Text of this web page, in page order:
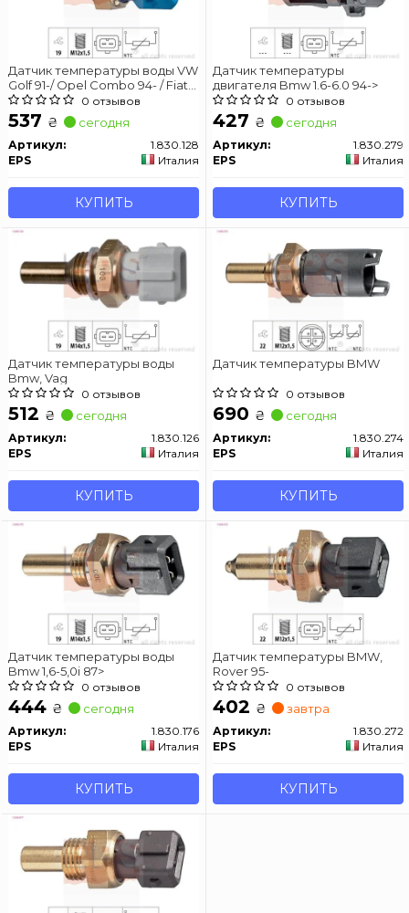
Датчик температуры воды VW
Golf 91-/ Opel Combo 94- / Fiat
Fiorino 88-
0 отзывов
537 ₴ сегодня
Артикул:
1.830.128
EPS
Италия
КУПИТЬ
Датчик температуры
двигателя Bmw 1.6-6.0 94->
0 отзывов
427 ₴ сегодня
Артикул:
1.830.279
EPS
Италия
КУПИТЬ
Датчик температуры воды
Bmw, Vag
0 отзывов
512 ₴ сегодня
Артикул:
1.830.126
EPS
Италия
КУПИТЬ
Датчик температуры BMW
0 отзывов
690 ₴ сегодня
Артикул:
1.830.274
EPS
Италия
КУПИТЬ
Датчик температуры воды
Bmw 1,6-5,0i 87>
0 отзывов
444 ₴ сегодня
Артикул:
1.830.176
EPS
Италия
КУПИТЬ
Датчик температуры BMW,
Rover 95-
0 отзывов
402 ₴ завтра
Артикул:
1.830.272
EPS
Италия
КУПИТЬ